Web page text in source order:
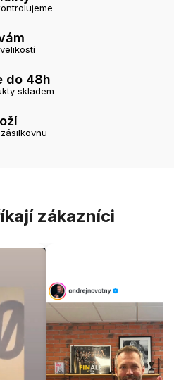
do 48h
skladem
zákazníci